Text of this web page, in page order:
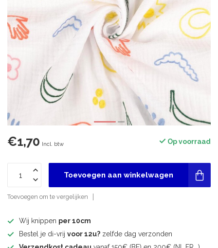
€1,70 Incl. btw Op voorraad
Toevoegen aan winkelwagen
Toevoegen om te vergelijken
Wij knippen per 10cm
Bestel je di-vrij voor 12u? zelfde dag verzonden